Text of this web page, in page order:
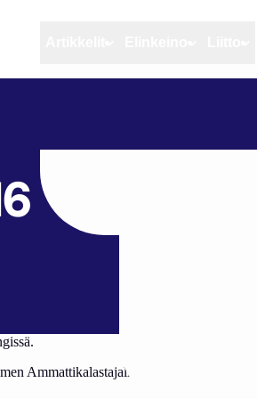
Ammattikalastajaliitto SAKL ry on tällä